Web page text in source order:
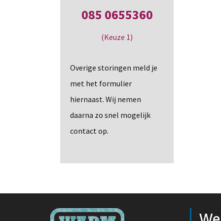
085 0655360
(Keuze 1)
Overige storingen meld je
met het formulier
hiernaast. Wij nemen
daarna zo snel mogelijk
contact op.